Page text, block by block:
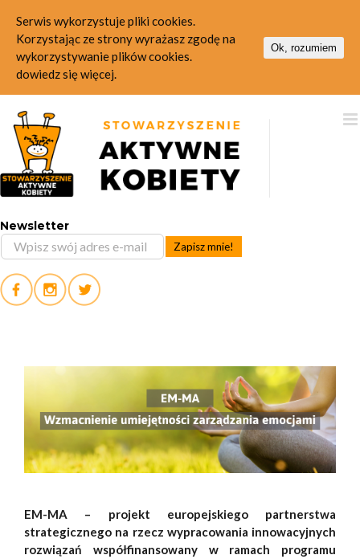
content
Newsletter
EM-MA – projekt europejskiego partnerstwa
strategicznego na rzecz wypracowania innowacyjnych
rozwiązań współfinansowany w ramach programu
Serwis wykorzystuje pliki cookies.
Korzystając ze strony wyrażasz zgodę na
wykorzystywanie plików cookies.
dowiedz się więcej.
Ok, rozumiem